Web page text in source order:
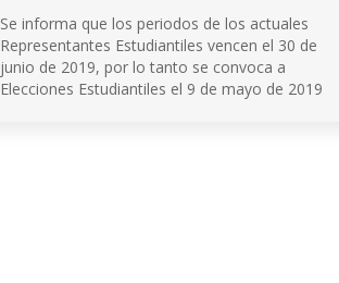
Se informa que los periodos de los actuales
Representantes Estudiantiles vencen el 30 de
junio de 2019, por lo tanto se convoca a
Elecciones Estudiantiles el 9 de mayo de 2019